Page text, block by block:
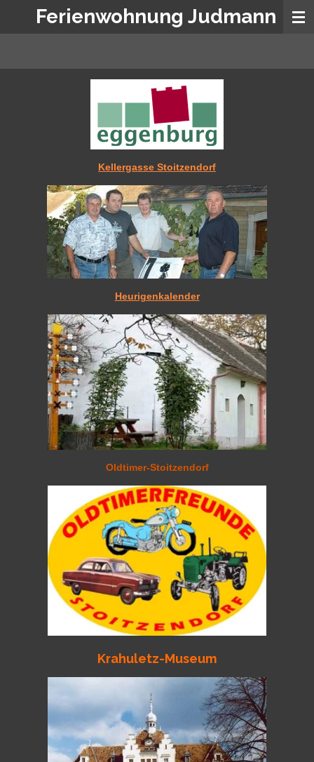
Ferienwohnung Judmann
Kellergasse Stoitzendorf
Heurigenkalender
Oldtimer-Stoitzendorf
Krahuletz-Museum